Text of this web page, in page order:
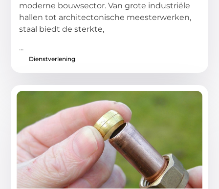
moderne bouwsector. Van grote industriële
hallen tot architectonische meesterwerken,
staal biedt de sterkte,
...
Dienstverlening